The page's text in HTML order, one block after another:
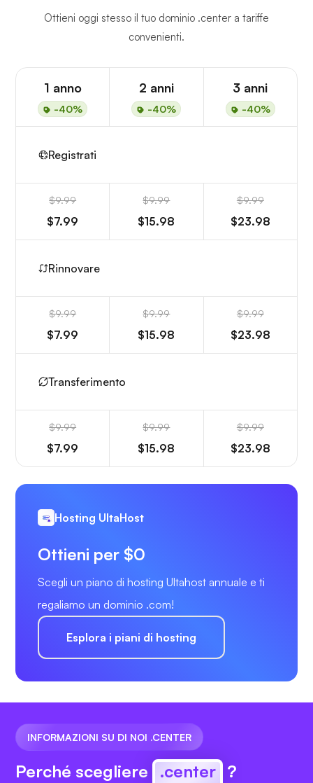
Ottieni oggi stesso il tuo dominio .center a tariffe
convenienti.
1 anno
-40%
2 anni
-40%
3 anni
-40%
Registrati
$9.99
$7.99
$9.99
$15.98
$9.99
$23.98
Rinnovare
$9.99
$7.99
$9.99
$15.98
$9.99
$23.98
Transferimento
$9.99
$7.99
$9.99
$15.98
$9.99
$23.98
Hosting UltaHost
Ottieni per $0
Scegli un piano di hosting Ultahost annuale e ti
regaliamo un dominio .com!
Esplora i piani di hosting
INFORMAZIONI SU DI NOI .CENTER
Perché scegliere .center ?